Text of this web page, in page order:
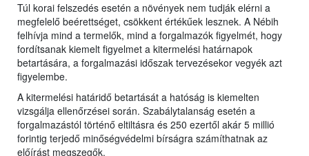
Túl korai felszedés esetén a növények nem tudják elérni a
megfelelő beérettséget, csökkent értékűek lesznek. A Nébih
felhívja mind a termelők, mind a forgalmazók figyelmét, hogy
fordítsanak kiemelt figyelmet a kitermelési határnapok
betartására, a forgalmazási időszak tervezésekor vegyék azt
figyelembe.
A kitermelési határidő betartását a hatóság is kiemelten
vizsgálja ellenőrzései során. Szabálytalanság esetén a
forgalmazástól történő eltiltásra és 250 ezertől akár 5 millió
forintig terjedő minőségvédelmi bírságra számíthatnak az
előírást megszegők.